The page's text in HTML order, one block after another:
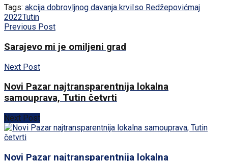
Tags: akcija dobrovljnog davanja krviIso Redžepovićmaj
2022Tutin
Previous Post
Sarajevo mi je omiljeni grad
Next Post
Novi Pazar najtransparentnija lokalna
samouprava, Tutin četvrti
Next Post
Novi Pazar najtransparentnija lokalna